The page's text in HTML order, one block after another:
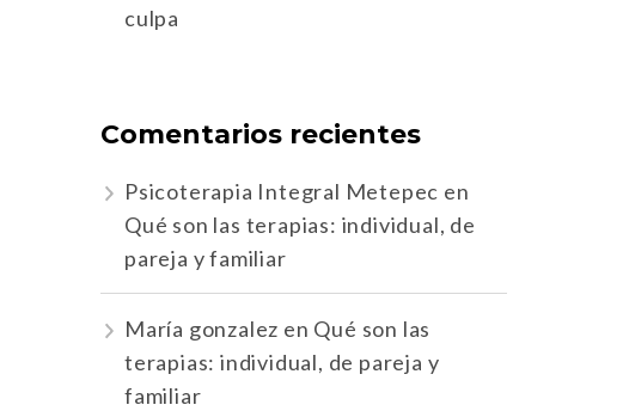
culpa
Comentarios recientes
Psicoterapia Integral Metepec en
Qué son las terapias: individual, de
pareja y familiar
María gonzalez en Qué son las
terapias: individual, de pareja y
familiar